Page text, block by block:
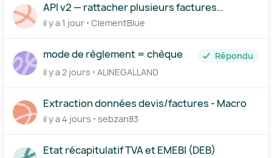
API v2 — rattacher plusieurs factures
(acompte/solde) à un même devis
il y a 1 jour ClementBlue
mode de règlement = chèque
Répondu
il y a 2 jours
ALINEGALLAND
Extraction données devis/factures - Macro
il y a 4 jours sebzan83
Etat récapitulatif TVA et EMEBI (DEB)